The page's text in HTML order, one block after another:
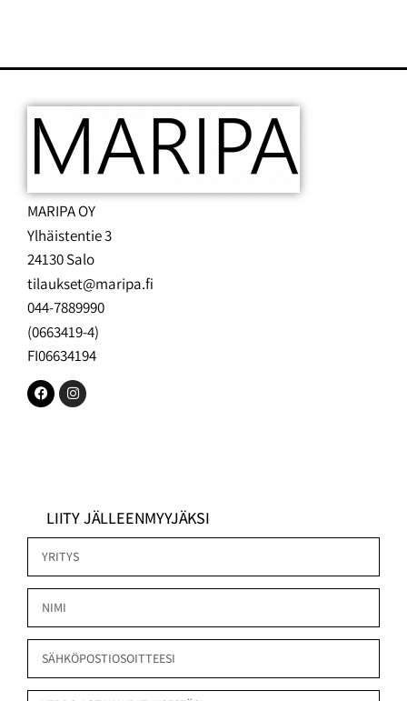
MARIPA OY
Ylhäistentie 3
24130 Salo
tilaukset@maripa.fi
044-7889990
(0663419-4)
FI06634194
LIITY JÄLLEENMYYJÄKSI